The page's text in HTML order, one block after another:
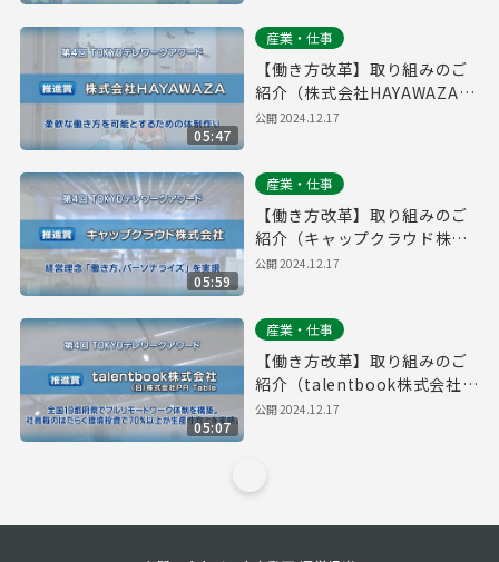
05:47
産業・仕事
【働き方改革】取り組みのご
紹介（株式会社HAYAWAZA）
｜第４回「TOKYOテレワーク
公開2024.12.17
05:59
産業・仕事
【働き方改革】取り組みのご
紹介（キャップクラウド株式
会社）｜第４回「TOKYOテレ
公開2024.12.17
05:07
産業・仕事
【働き方改革】取り組みのご
紹介（talentbook株式会社）
｜第４回「TOKYOテレワーク
公開2024.12.17